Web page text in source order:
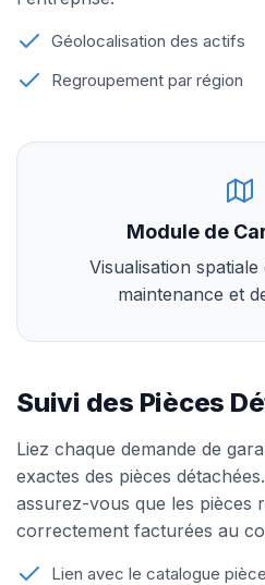
Géolocalisation des actifs
Regroupement par région
Module de
Visualisation
maintenance et
Suivi des Pièces
Liez chaque demande de
exactes des pièces
assurez-vous que les pièces
correctement facturées au
Lien avec le catalogue